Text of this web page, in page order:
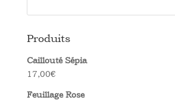
Produits
Caillouté Sépia
17,00€
Feuillage Rose